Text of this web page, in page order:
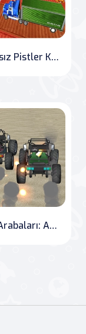
İmkansız Pistler Kamyon Sürme Oyunu
Yarış Arabaları: Arena Zaferi